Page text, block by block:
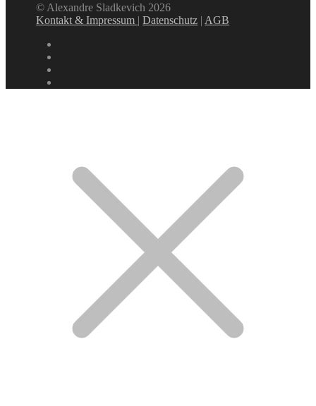
© Alexandre Sladkevich 2026
Kontakt & Impressum |Datenschutz | AGB